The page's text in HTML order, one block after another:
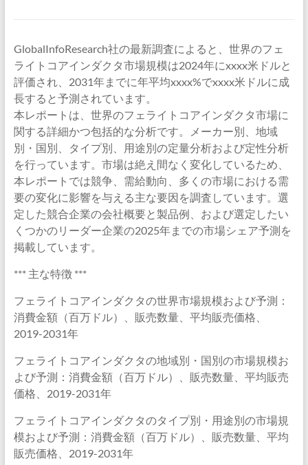
GlobalInfoResearch社の最新調査によると、世界のフェ
ライトコアインダクタ市場規模は2024年にxxxx米ドルと
評価され、2031年までに年平均xxxx%でxxxx米ドルに成
長すると予測されています。
本レポートは、世界のフェライトコアインダクタ市場に
関する詳細かつ包括的な分析です。メーカー別、地域
別・国別、タイプ別、用途別の定量分析および定性分析
を行っています。市場は絶え間なく変化しているため、
本レポートでは競争、需給動向、多くの市場における需
要の変化に影響を与える主な要因を調査しています。選
定した競合企業の会社概要と製品例、および選定したい
くつかのリーダー企業の2025年までの市場シェア予測を
掲載しています。
*** 主な特徴 ***
フェライトコアインダクタの世界市場規模および予測：
消費金額（百万ドル）、販売数量、平均販売価格、
2019-2031年
フェライトコアインダクタの地域別・国別の市場規模お
よび予測：消費金額（百万ドル）、販売数量、平均販売
価格、2019-2031年
フェライトコアインダクタのタイプ別・用途別の市場規
模および予測：消費金額（百万ドル）、販売数量、平均
販売価格、2019-2031年